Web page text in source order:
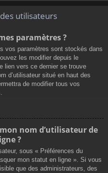
utilisateurs
paramètres ?
vos paramètres sont stockés dans
les modifier depuis le
lien vers ce dernier se trouve
d’utilisateur situé en haut des
de modifier tous vos
nom d’utilisateur de
?
sous « Préférences du
mon statut en ligne ». Si vous
que des administrateurs, des